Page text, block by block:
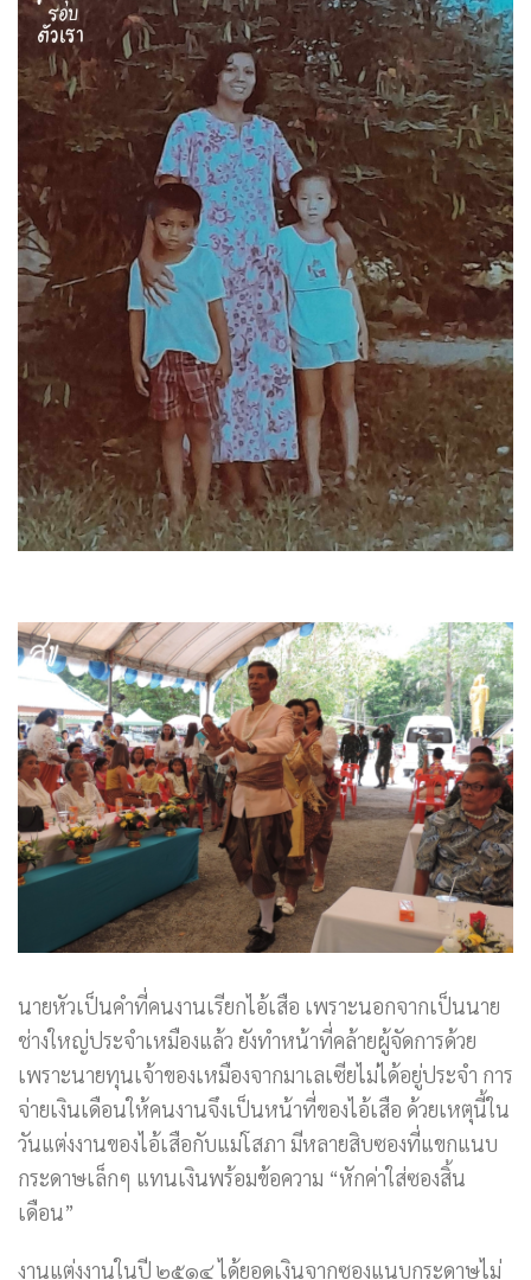
นายหัวเป็นคำที่คนงานเรียกไอ้เสือ เพราะนอกจากเป็นนาย
ช่างใหญ่ประจำเหมืองแล้ว ยังทำหน้าที่คล้ายผู้จัดการด้วย
เพราะนายทุนเจ้าของเหมืองจากมาเลเซียไม่ได้อยู่ประจำ การ
จ่ายเงินเดือนให้คนงานจึงเป็นหน้าที่ของไอ้เสือ ด้วยเหตุนี้ใน
วันแต่งงานของไอ้เสือกับแม่โสภา มีหลายสิบซองที่แขกแนบ
กระดาษเล็กๆ แทนเงินพร้อมข้อความ “หักค่าใส่ซองสิ้น
เดือน”
งานแต่งงานในปี ๒๕๑๔ ได้ยอดเงินจากซองแนบกระดาษไม่